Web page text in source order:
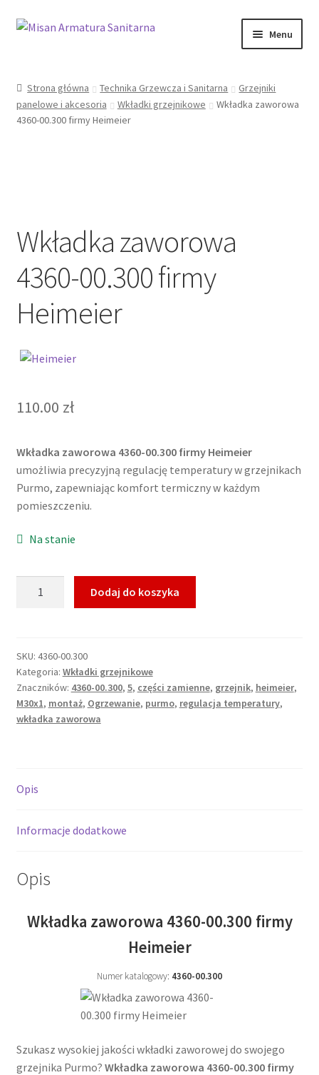
Przejdź
Przejdź
Menu
Moje konto
Strona główna Technika Grzewcza i Sanitarna
Grzejniki
panelowe i akcesoria
Wkładki grzejnikowe
Wkładka zaworowa
4360-00.300 firmy Heimeier
Wkładka zaworowa
4360-00.300 firmy
Heimeier
110.00 zł
Wkładka zaworowa 4360-00.300 firmy Heimeier
umożliwia precyzyjną regulację temperatury w grzejnikach
Purmo, zapewniając komfort termiczny w każdym
pomieszczeniu.
Na stanie
00.300
firmy
Heimeier
Dodaj do koszyka
SKU: 4360-00.300
Kategoria: Wkładki grzejnikowe
Znaczników: 4360-00.300, 5, części zamienne, grzejnik, heimeier,
M30x1, montaż, Ogrzewanie, purmo, regulacja temperatury,
wkładka zaworowa
Opis
Informacje dodatkowe
Opis
Wkładka zaworowa 4360-00.300 firmy
Heimeier
Numer katalogowy: 4360-00.300
Szukasz wysokiej jakości wkładki zaworowej do swojego
grzejnika Purmo? Wkładka zaworowa 4360-00.300 firmy